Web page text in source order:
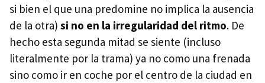
si bien el que una predomine no implica la ausencia
de la otra) si no en la irregularidad del ritmo. De
hecho esta segunda mitad se siente (incluso
literalmente por la trama) ya no como una frenada
sino como ir en coche por el centro de la ciudad en